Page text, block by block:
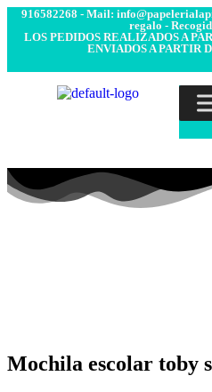
916582268 - Mail:
regalo -
LOS PEDIDOS REALIZADOS A
ENVIADOS A PARTIR
Mochila escolar toby